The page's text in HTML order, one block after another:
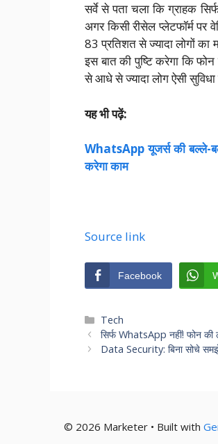
सर्वे से पता चला कि ग्राहक
अगर किसी रीसेल प्लेटफॉर्म पर
83 प्रतिशत से ज्यादा लोगों
इस बात की पुष्टि करेगा कि
से आधे से ज्यादा लोग ऐसी
यह भी पढ़ें:
WhatsApp यूजर्स की
करेगा काम
Source link
Facebook
Categories
Tech
सिर्फ WhatsApp नहीं! फोन
Data Security: बिना सोचे
© 2026 Marketer • Built with